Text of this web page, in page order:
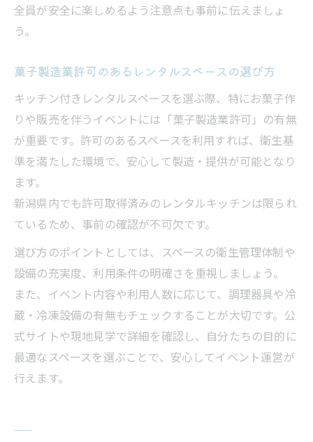
全員が安全に楽しめるよう注意点も事前に伝えましょ
う。
菓子製造業許可のあるレンタルスペースの選び方
キッチン付きレンタルスペースを選ぶ際、特にお菓子作
りや販売を伴うイベントには「菓子製造業許可」の有無
が重要です。許可のあるスペースを利用すれば、衛生基
準を満たした環境で、安心して製造・提供が可能となり
ます。
新潟県内でも許可取得済みのレンタルキッチンは限られ
ているため、事前の確認が不可欠です。
選び方のポイントとしては、スペースの衛生管理体制や
設備の充実度、利用条件の明確さを重視しましょう。
また、イベント内容や利用人数に応じて、調理器具や冷
蔵・冷凍設備の有無もチェックすることが大切です。公
式サイトや現地見学で詳細を確認し、自分たちの目的に
最適なスペースを選ぶことで、安心してイベント運営が
行えます。